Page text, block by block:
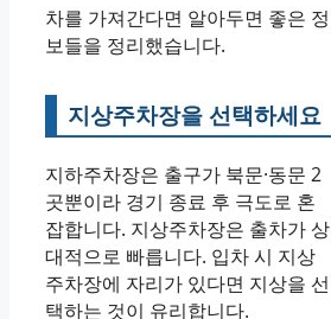
차를 가져간다면 알아두면 좋은 정
보들을 정리했습니다.
지상주차장을 선택하세요
지하주차장은 출구가 북문·동문 2
곳뿐이라 경기 종료 후 극도로 혼
잡합니다. 지상주차장은 출차가 상
대적으로 빠릅니다. 입차 시 지상
주차장에 자리가 있다면 지상을 선
택하는 것이 유리합니다.